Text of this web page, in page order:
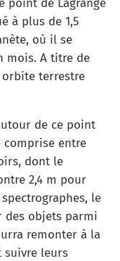
point de Lagrange
à plus de 1,5
où il se
mois. A titre de
orbite terrestre
de ce point
comprise entre
dont le
2,4 m pour
le
des objets parmi
remonter à la
suivre leurs